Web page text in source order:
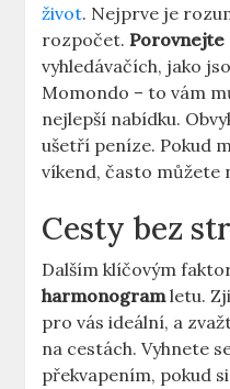
život. Nejprve je
rozpočet.Porovnejte
vyhledávačích, jako
Momondo – to vám
nejlepší nabídku.
ušetří peníze. Pokud
víkend, často můžete
Cesty bez
Dalším klíčovým
harmonogramletu.
pro vás ideální, a
na cestách. Vyhnete
překvapením, pokud